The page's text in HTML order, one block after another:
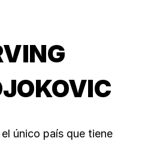
único país que tiene